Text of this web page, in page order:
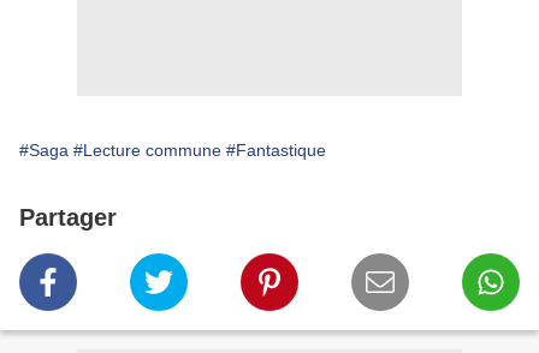
#Saga #Lecture commune #Fantastique
Partager